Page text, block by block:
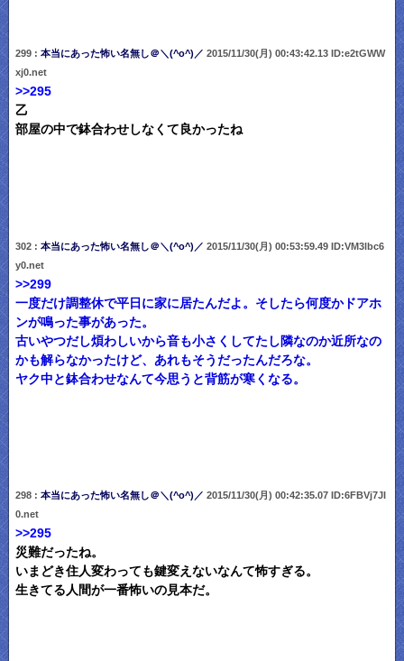
299 : 本当にあった怖い名無し＠＼(^o^)／ 2015/11/30(月) 00:43:42.13 ID:e2tGWW
xj0.net
>>295
乙
部屋の中で鉢合わせしなくて良かったね
302 : 本当にあった怖い名無し＠＼(^o^)／ 2015/11/30(月) 00:53:59.49 ID:VM3lbc6
y0.net
>>299
一度だけ調整休で平日に家に居たんだよ。そしたら何度かドアホ
ンが鳴った事があった。
古いやつだし煩わしいから音も小さくしてたし隣なのか近所なの
かも解らなかったけど、あれもそうだったんだろな。
ヤク中と鉢合わせなんて今思うと背筋が寒くなる。
298 : 本当にあった怖い名無し＠＼(^o^)／ 2015/11/30(月) 00:42:35.07 ID:6FBVj7JI
0.net
>>295
災難だったね。
いまどき住人変わっても鍵変えないなんて怖すぎる。
生きてる人間が一番怖いの見本だ。